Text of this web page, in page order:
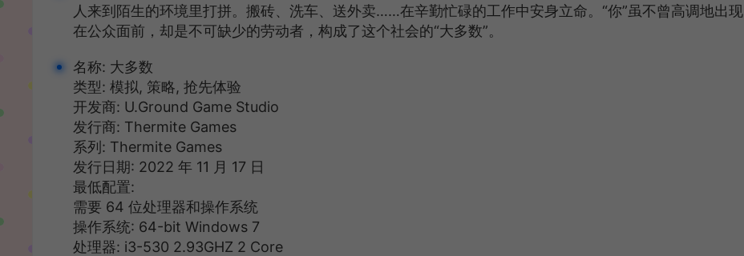
人来到陌生的环境里打拼。搬砖、洗车、送外卖……在辛勤忙碌的工作中安身立命。“你”虽不曾高调地出现
在公众面前，却是不可缺少的劳动者，构成了这个社会的“大多数”。
名称: 大多数
类型: 模拟, 策略, 抢先体验
开发商: U.Ground Game Studio
发行商: Thermite Games
系列: Thermite Games
发行日期: 2022 年 11 月 17 日
最低配置:
需要 64 位处理器和操作系统
操作系统: 64-bit Windows 7
处理器: i3-530 2.93GHZ 2 Core